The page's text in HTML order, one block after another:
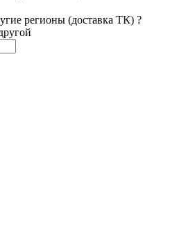
регионы (доставка ТК) ?